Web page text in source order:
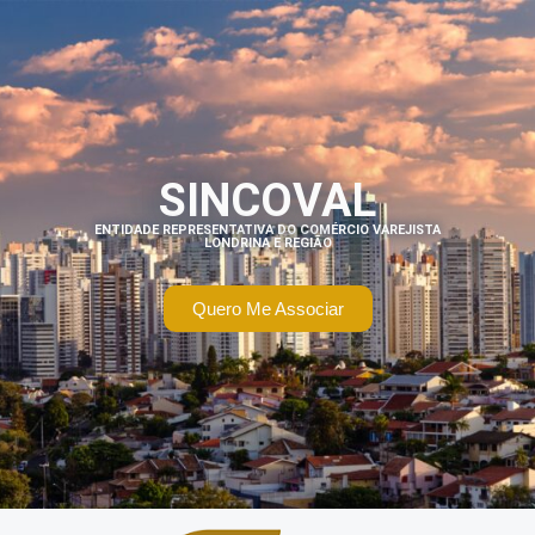
SINCOVAL
ENTIDADE REPRESENTATIVA DO COMÉRCIO VAREJISTA
LONDRINA E REGIÃO
Quero Me Associar